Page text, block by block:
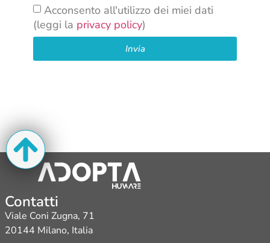
Acconsento all'utilizzo dei miei dati
(leggi la privacy policy)
Invia
Contatti
Viale Coni Zugna, 71
20144 Milano, Italia